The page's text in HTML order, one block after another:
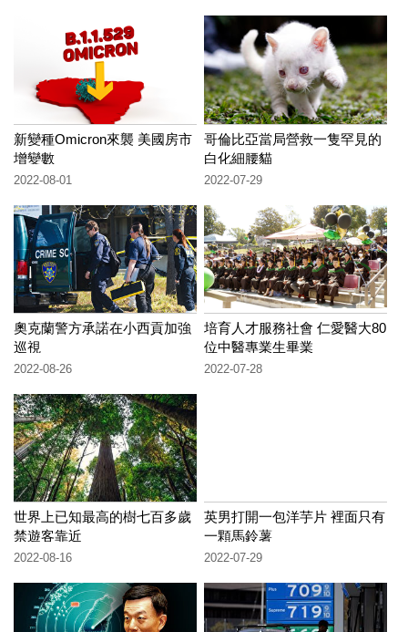
新變種Omicron來襲 美國房市
增變數
2022-08-01
哥倫比亞當局營救一隻罕見的
白化細腰貓
2022-07-29
奧克蘭警方承諾在小西貢加強
巡視
2022-08-26
培育人才服務社會 仁愛醫大80
位中醫專業生畢業
2022-07-28
世界上已知最高的樹七百多歲
禁遊客靠近
2022-08-16
英男打開一包洋芋片 裡面只有
一顆馬鈴薯
2022-07-29